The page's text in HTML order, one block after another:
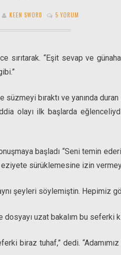
KEEN SWORD 5 YORUM
sırıtarak. “Eşit sevap ve
bıraktı ve yanında
olayı ilk başlarda
başladı “Seni temin
eziyete sürüklemesine izin
şeyleri söylemiştin. Hepimiz
dosyayı uzat bakalım bu seferki
biraz tuhaf,” dedi.